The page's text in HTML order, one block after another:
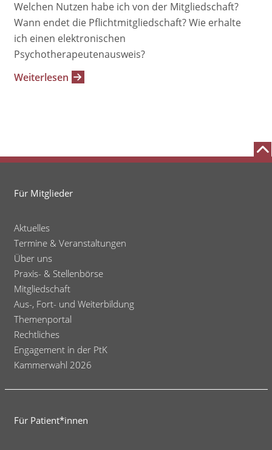
Welchen Nutzen habe ich von der Mitgliedschaft?
Wann endet die Pflichtmitgliedschaft? Wie erhalte
ich einen elektronischen
Psychotherapeutenausweis?
Weiterlesen
Für Mitglieder
Aktuelles
Termine & Veranstaltungen
Über uns
Praxis- & Stellenbörse
Mitgliedschaft
Aus-, Fort- und Weiterbildung
Themenportal
Rechtliches
Engagement in der PtK
Kammerwahl 2026
Für Patient*innen